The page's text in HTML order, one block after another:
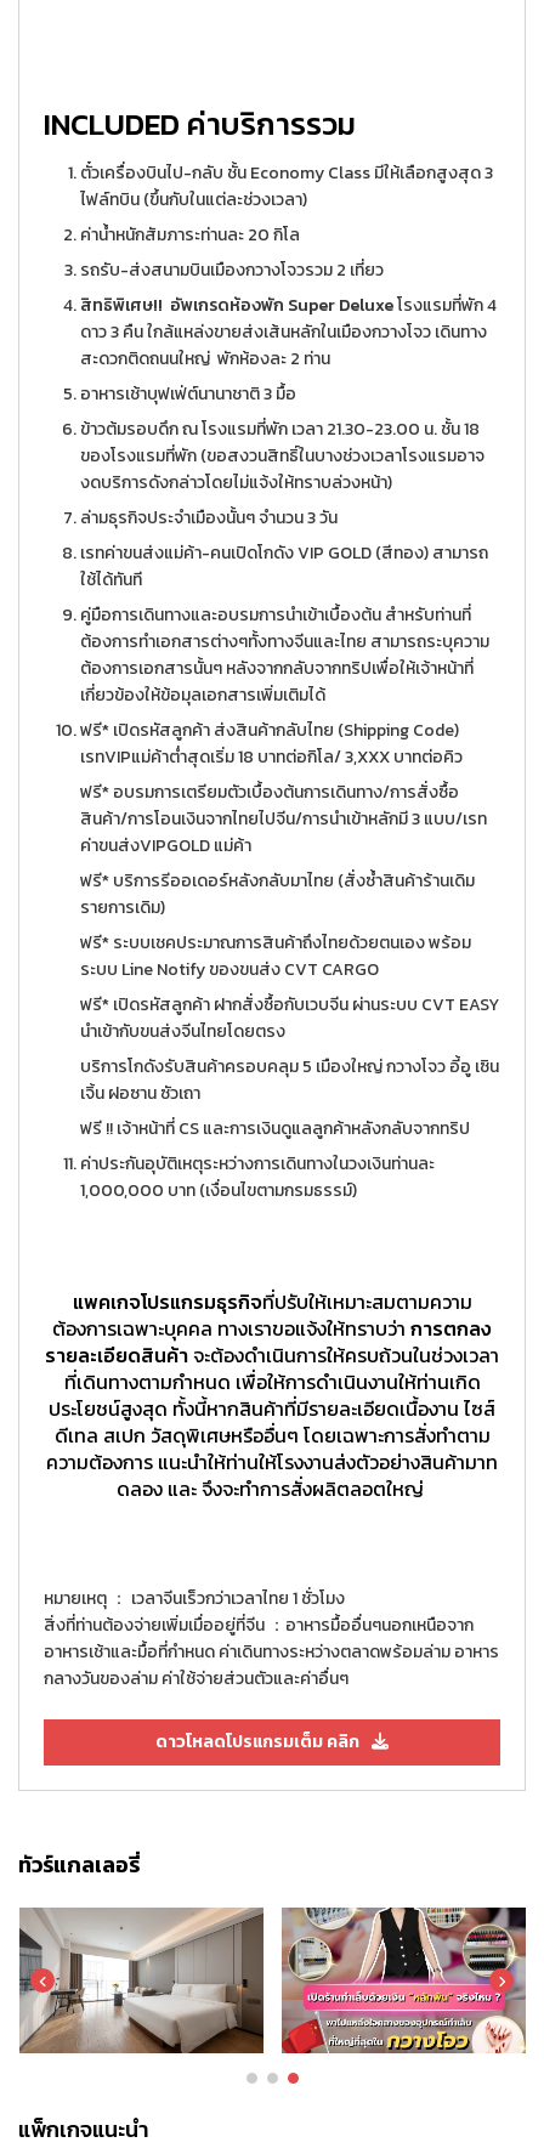
INCLUDED ค่าบริการรวม
ตั๋วเครื่องบินไป-กลับ ชั้น Economy Class มีให้เลือกสูงสุด 3
ไฟล์ทบิน (ขึ้นกับในแต่ละช่วงเวลา)
ค่าน้ำหนักสัมภาระท่านละ 20 กิโล
รถรับ-ส่งสนามบินเมืองกวางโจวรวม 2 เที่ยว
สิทธิพิเศษ!! อัพเกรดห้องพัก Super Deluxeโรงแรมที่พัก 4
ดาว 3 คืน ใกล้แหล่งขายส่งเส้นหลักในเมืองกวางโจว เดินทาง
สะดวกติดถนนใหญ่ พักห้องละ 2 ท่าน
อาหารเช้าบุฟเฟ่ต์นานาชาติ 3 มื้อ
ข้าวต้มรอบดึก ณ โรงแรมที่พัก เวลา 21.30-23.00 น. ชั้น 18
ของโรงแรมที่พัก (ขอสงวนสิทธิ์ในบางช่วงเวลาโรงแรมอาจ
งดบริการดังกล่าวโดยไม่แจ้งให้ทราบล่วงหน้า)
ล่ามธุรกิจประจำเมืองนั้นๆ จำนวน 3 วัน
เรทค่าขนส่งแม่ค้า-คนเปิดโกดัง VIP GOLD (สีทอง) สามารถ
ใช้ได้ทันที
คู่มือการเดินทางและอบรมการนำเข้าเบื้องต้น สำหรับท่านที่
ต้องการทำเอกสารต่างๆทั้งทางจีนและไทย สามารถระบุความ
ต้องการเอกสารนั้นๆ หลังจากกลับจากทริปเพื่อให้เจ้าหน้าที่
เกี่ยวข้องให้ข้อมุลเอกสารเพิ่มเติมได้
ฟรี* เปิดรหัสลูกค้า ส่งสินค้ากลับไทย (Shipping Code)
เรทVIPแม่ค้าต่ำสุดเริ่ม 18 บาทต่อกิโล/ 3,XXX บาทต่อคิว
ฟรี* อบรมการเตรียมตัวเบื้องต้นการเดินทาง/การสั่งซื้อ
สินค้า/การโอนเงินจากไทยไปจีน/การนำเข้าหลักมี 3 แบบ/เรท
ค่าขนส่งVIPGOLD แม่ค้า
ฟรี* บริการรีออเดอร์หลังกลับมาไทย (สั่งซ้ำสินค้าร้านเดิม
รายการเดิม)
ฟรี* ระบบเชคประมาณการสินค้าถึงไทยด้วยตนเอง พร้อม
ระบบ Line Notify ของขนส่ง CVT CARGO
ฟรี* เปิดรหัสลูกค้า ฝากสั่งซื้อกับเวบจีน ผ่านระบบ CVT EASY
นำเข้ากับขนส่งจีนไทยโดยตรง
บริการโกดังรับสินค้าครอบคลุม 5 เมืองใหญ่ กวางโจว อี้อู เซิน
เจิ้น ฝอซาน ซัวเถา
ฟรี !! เจ้าหน้าที่ CS และการเงินดูแลลูกค้าหลังกลับจากทริป
ค่าประกันอุบัติเหตุระหว่างการเดินทางในวงเงินท่านละ
1,000,000 บาท (เงื่อนไขตามกรมธรรม์)
แพคเกจโปรแกรมธุรกิจที่ปรับให้เหมาะสมตามความ
ต้องการเฉพาะบุคคล ทางเราขอแจ้งให้ทราบว่า การตกลง
รายละเอียดสินค้าจะต้องดำเนินการให้ครบถ้วนในช่วงเวลา
ที่เดินทางตามกำหนด เพื่อให้การดำเนินงานให้ท่านเกิด
ประโยชน์สูงสุด ทั้งนี้หากสินค้าที่มีรายละเอียดเนื้องาน ไซส์
ดีเทล สเปก วัสดุพิเศษหรืออื่นๆ โดยเฉพาะการสั่งทำตาม
ความต้องการ แนะนำให้ท่านให้โรงงานส่งตัวอย่างสินค้ามาท
ดลอง และ จึงจะทำการสั่งผลิตลอตใหญ่
หมายเหตุ ： เวลาจีนเร็วกว่าเวลาไทย 1 ชั่วโมง
สิ่งที่ท่านต้องจ่ายเพิ่มเมื่ออยู่ที่จีน ：อาหารมื้ออื่นๆนอกเหนือจาก
อาหารเช้าและมื้อที่กำหนด ค่าเดินทางระหว่างตลาดพร้อมล่าม อาหาร
กลางวันของล่าม ค่าใช้จ่ายส่วนตัวและค่าอื่นๆ
ดาวโหลดโปรแกรมเต็ม คลิก
ทัวร์แกลเลอรี่
แพ็กเกจแนะนำ